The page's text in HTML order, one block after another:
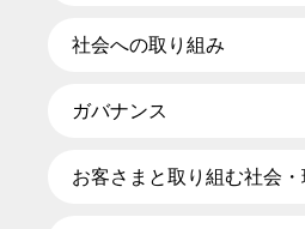
社会への取り組み
ガバナンス
お客さまと取り組む社会